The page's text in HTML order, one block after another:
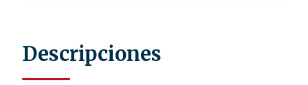
Descripciones